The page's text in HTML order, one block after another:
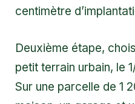
centimètre
Deuxième étape,
petit terrain urbain, le
Sur une parcelle de 1